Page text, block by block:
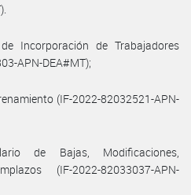
Incorporación de Trabajadores
APN-DEA#MT);
(IF-2022-82032521-APN-
de Bajas, Modificaciones,
(IF-2022-82033037-APN-